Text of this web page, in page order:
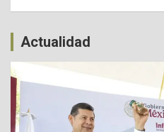
Actualidad